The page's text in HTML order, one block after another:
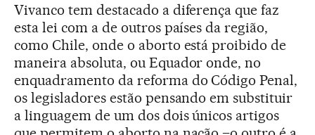
Vivanco tem destacado a diferença que faz
esta lei com a de outros países da região,
como Chile, onde o aborto está proibido de
maneira absoluta, ou Equador onde, no
enquadramento da reforma do Código Penal,
os legisladores estão pensando em substituir
a linguagem de um dos dois únicos artigos